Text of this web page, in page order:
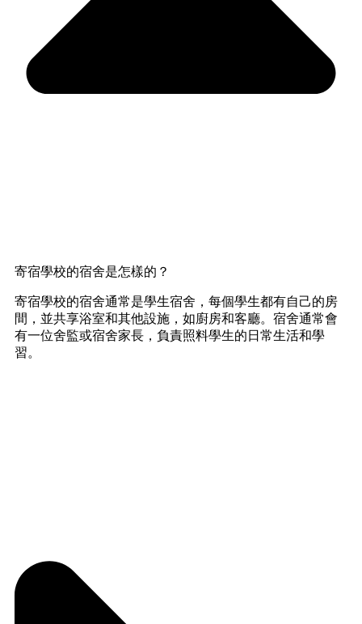
寄宿學校的宿舍是怎樣的？
寄宿學校的宿舍通常是學生宿舍，每個學生都有自己的房
間，並共享浴室和其他設施，如廚房和客廳。宿舍通常會
有一位舍監或宿舍家長，負責照料學生的日常生活和學
習。